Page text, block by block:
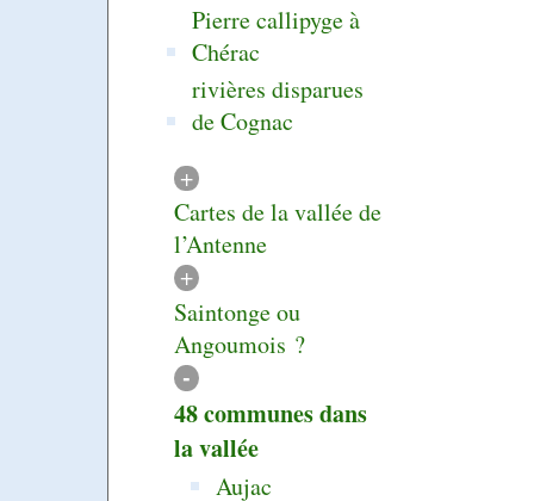
Pierre callipyge à
Chérac
rivières disparues
de Cognac
+
Cartes de la vallée de
l’Antenne
+
Saintonge ou
Angoumois ?
-
48 communes dans
la vallée
Aujac